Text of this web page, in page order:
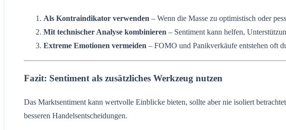
Als Kontraindikator verwenden – Wenn die Masse zu optimistisch oder
Mit technischer Analyse kombinieren – Sentiment kann helfen,
Extreme Emotionen vermeiden – FOMO und Panikverkäufe entstehen oft
Fazit: Sentiment als zusätzliches Werkzeug nutzen
Das Marktsentiment kann wertvolle Einblicke bieten, sollte aber nie isoliert
besseren Handelsentscheidungen.